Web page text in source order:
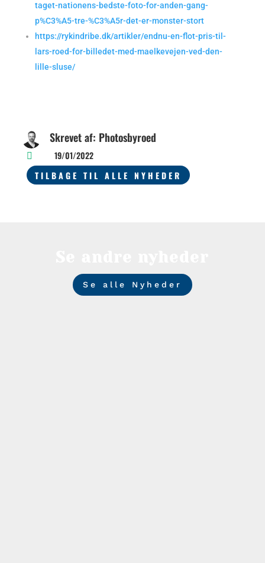
taget-nationens-bedste-foto-for-anden-gang-
p%C3%A5-tre-%C3%A5r-det-er-monster-stort
https://rykindribe.dk/artikler/endnu-en-flot-pris-til-
lars-roed-for-billedet-med-maelkevejen-ved-den-
lille-sluse/
Skrevet af: Photosbyroed

19/01/2022
TILBAGE TIL ALLE NYHEDER
Se alle Nyheder